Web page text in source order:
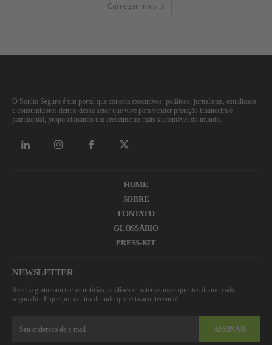
Carregar mais
O Sonho Seguro é um portal que conecta executivos, políticos, jornalistas, estudiosos
e consumidores dentro desse setor que vive para vender proteção financeira e
patrimonial, proporcionando um crescimento mais sustentável do mundo.
HOME
SOBRE
CONTATO
GLOSSÁRIO
PRESS-KIT
NEWSLETTER
Receba gratuitamente as notícias, análises e matérias mais quentes do mercado
segurador. Fique por dentro de tudo que está acontecendo!
ASSINAR